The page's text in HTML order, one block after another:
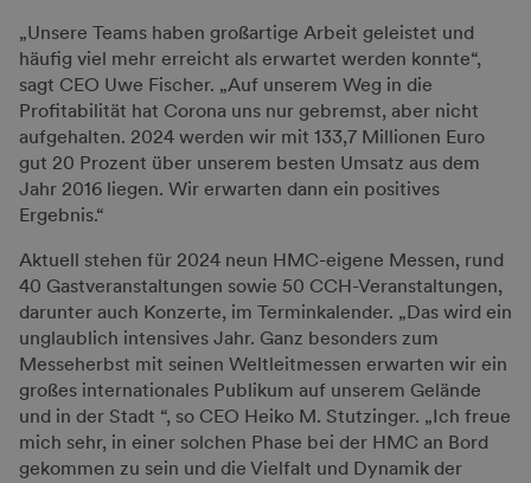
„Unsere Teams haben großartige Arbeit geleistet und
häufig viel mehr erreicht als erwartet werden konnte“,
sagt CEO Uwe Fischer. „Auf unserem Weg in die
Profitabilität hat Corona uns nur gebremst, aber nicht
aufgehalten. 2024 werden wir mit 133,7 Millionen Euro
gut 20 Prozent über unserem besten Umsatz aus dem
Jahr 2016 liegen. Wir erwarten dann ein positives
Ergebnis.“
Aktuell stehen für 2024 neun HMC-eigene Messen, rund
40 Gastveranstaltungen sowie 50 CCH-Veranstaltungen,
darunter auch Konzerte, im Terminkalender. „Das wird ein
unglaublich intensives Jahr. Ganz besonders zum
Messeherbst mit seinen Weltleitmessen erwarten wir ein
großes internationales Publikum auf unserem Gelände
und in der Stadt “, so CEO Heiko M. Stutzinger. „Ich freue
mich sehr, in einer solchen Phase bei der HMC an Bord
gekommen zu sein und die Vielfalt und Dynamik der